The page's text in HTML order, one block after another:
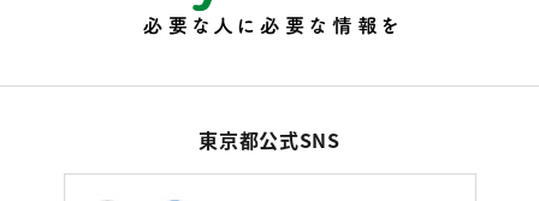
東京都公式SNS